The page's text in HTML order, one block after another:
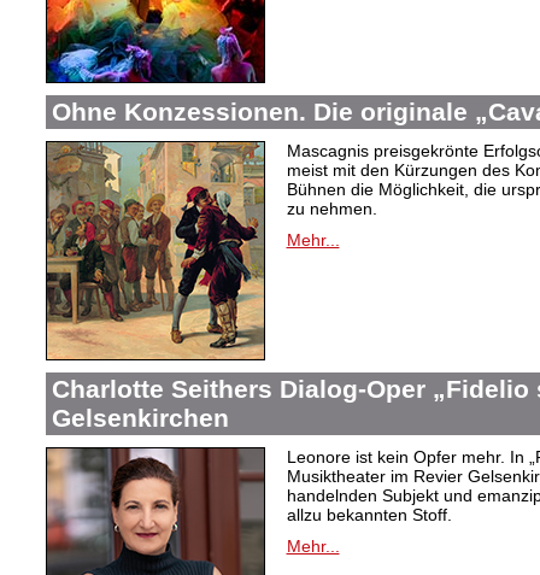
Ohne Konzessionen. Die originale
Mascagnis preisgekrönte
meist mit den Kürzungen des
Bühnen die Möglichkeit, die
zu nehmen.
Mehr...
Charlotte Seithers Dialog-Oper „Fidelio
Gelsenkirchen
Leonore ist kein Opfer mehr. In
Musiktheater im Revier
handelnden Subjekt und
allzu bekannten Stoff.
Mehr...